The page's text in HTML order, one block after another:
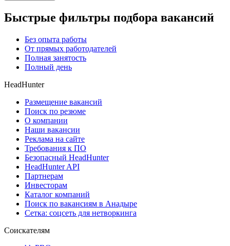
Быстрые фильтры подбора вакансий
Без опыта работы
От прямых работодателей
Полная занятость
Полный день
HeadHunter
Размещение вакансий
Поиск по резюме
О компании
Наши вакансии
Реклама на сайте
Требования к ПО
Безопасный HeadHunter
HeadHunter API
Партнерам
Инвесторам
Каталог компаний
Поиск по вакансиям в Анадыре
Сетка: соцсеть для нетворкинга
Соискателям